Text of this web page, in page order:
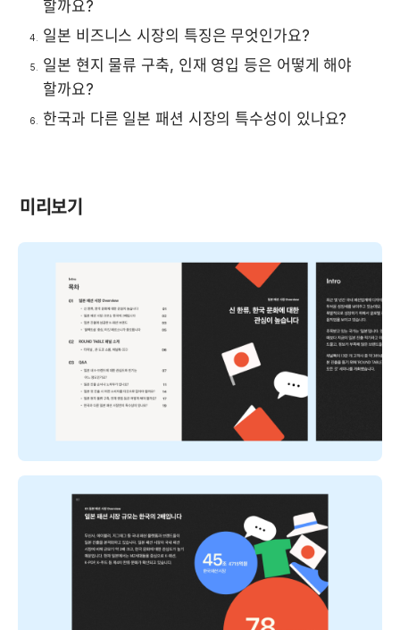
할까요?
일본 비즈니스 시장의 특징은 무엇인가요?
일본 현지 물류 구축, 인재 영입 등은 어떻게 해야
할까요?
한국과 다른 일본 패션 시장의 특수성이 있나요?
미리보기